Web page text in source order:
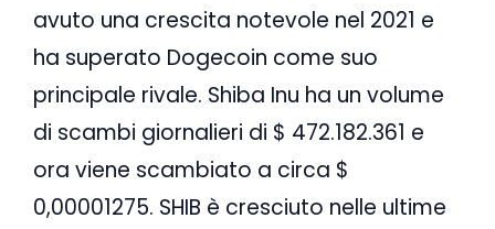
avuto una crescita notevole nel 2021 e
ha superato Dogecoin come suo
principale rivale. Shiba Inu ha un volume
di scambi giornalieri di $ 472.182.361 e
ora viene scambiato a circa $
0,00001275. SHIB è cresciuto nelle ultime